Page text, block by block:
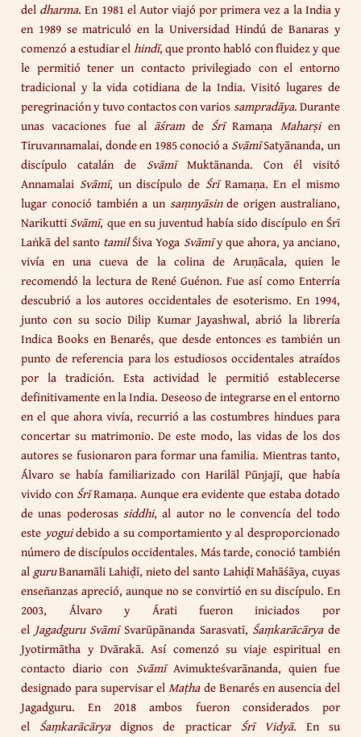
del dharma. En 1981 el Autor viajó por primera vez a la India y
en 1989 se matriculó en la Universidad Hindú de Banaras y
comenzó a estudiar elhindī, que pronto habló con fluidez y que
le permitió tener un contacto privilegiado con el entorno
tradicional y la vida cotidiana de la India. Visitó lugares de
peregrinación y tuvo contactos con variossampradāya. Durante
unas vacaciones fue al āśramde ŚrīRamaṇa Maharṣien
Tiruvannamalai, donde en 1985 conoció a SvāmīSatyānanda, un
discípulo catalán de SvāmīMuktānanda. Con él visitó
Annamalai Svāmī, un discípulo de ŚrīRamaṇa. En el mismo
lugar conoció también a un saṃnyāsinde origen australiano,
Narikutti Svāmī, que en su juventud había sido discípulo en Śrī
Laṅkā del santo tamilŚiva Yoga Svāmīy que ahora, ya anciano,
vivía en una cueva de la colina de Aruṇācala, quien le
recomendó la lectura de René Guénon. Fue así como Enterría
descubrió a los autores occidentales de esoterismo. En 1994,
junto con su socio Dilip Kumar Jayashwal, abrió la librería
Indica Books en Benarés, que desde entonces es también un
punto de referencia para los estudiosos occidentales atraídos
por la tradición. Esta actividad le permitió establecerse
definitivamente en la India. Deseoso de integrarse en el entorno
en el que ahora vivía, recurrió a las costumbres hindues para
concertar su matrimonio. De este modo, las vidas de los dos
autores se fusionaron para formar una familia. Mientras tanto,
Álvaro se había familiarizado con Harilāl Pūnjajī, que había
vivido con ŚrīRamaṇa. Aunque era evidente que estaba dotado
de unas poderosas siddhi, al autor no le convencía del todo
este yoguidebido a su comportamiento y al desproporcionado
número de discípulos occidentales. Más tarde, conoció también
al guruBanamāli Lahiḍī, nieto del santo Lahiḍī Mahāśāya, cuyas
enseñanzas apreció, aunque no se convirtió en su discípulo. En
2003, Álvaro y Árati fueron iniciados por
el Jagadguru SvāmīSvarūpānanda Sarasvatī, Śaṃkarācāryade
Jyotirmātha y Dvārakā. Así comenzó su viaje espiritual en
contacto diario con SvāmīAvimukteśvarānanda, quien fue
designado para supervisar elMaṭhade Benarés en ausencia del
Jagadguru. En 2018 ambos fueron considerados por
el Śaṃkarācāryadignos de practicar Śrī Vidyā. En su